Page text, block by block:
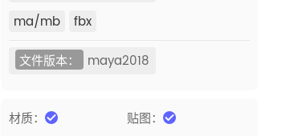
ma/mb fbx
文件版本： maya2018
材质： 贴图：